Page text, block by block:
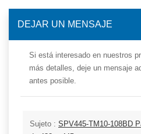
DEJAR UN MENSAJE
Si está interesado en nuestros
más detalles, deje un mensaje
antes posible.
Sujeto : SPV445-TM10-108BD